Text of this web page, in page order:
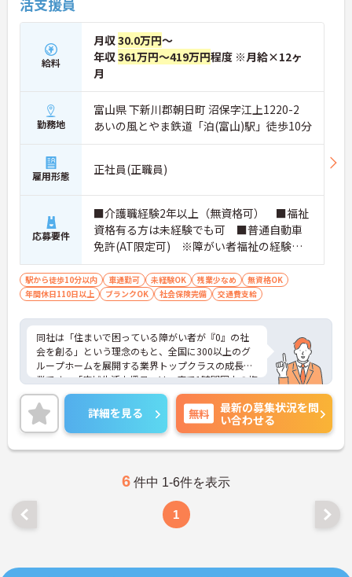
活支援員
給料
月収30.0万円～
年収361万円～419万円程度 ※月給×12ヶ
月
勤務地
富山県 下新川郡朝日町 沼保字江上1220-2
あいの風とやま鉄道「泊(富山)駅」徒歩10分
雇用形態 正社員(正職員)
応募要件
■介護職経験2年以上（無資格可） ■福祉
資格有る方は未経験でも可 ■普通自動車
免許(AT限定可) ※障がい者福祉の経験は
不問です。※実務経験2年以上の方、障がい
者福祉に関する経験をお持ちの方大歓迎
駅から徒歩10分以内 車通勤可 未経験OK 残業少なめ
無資格OK
年間休日110日以上
ブランクOK 社会保険完備 交通費支給
同社は「住まいで困っている障がい者が『0』の社
会を創る」という理念のもと、全国に300以上のグ
ループホームを展開する業界トップクラスの成長企
業です。「広域生活支援員」は、車で1時間圏内の複
数施設を横断的に担当し、現場支援とパートスタッ
フのサポートを行うハイクラスなポジションです。
最新設備とバリアフリーが完備され、スタッフの身
体的負担が少なく、広域手当5万円が付与されるこ
とで高い給与水準を実現しています。年間休日114
効率化など、ワークライフバランスを保ちながら定
年70歳まで長期的に活躍できる制度が盤石に整って
います。複数施設を経験することで培われるマネジ
メント視点は、将来的なエリアマネージャーへのキ
詳細を見る 無料
最新の募集状況を問
い合わせる
6 件中 1-6件を表示
1